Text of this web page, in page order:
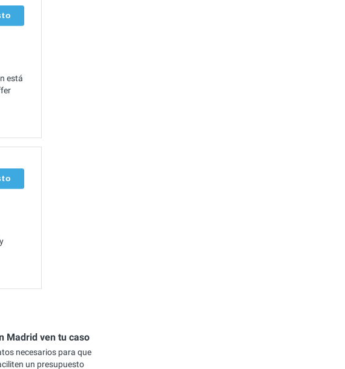
está
Madrid ven tu caso
necesarios para que
un presupuesto